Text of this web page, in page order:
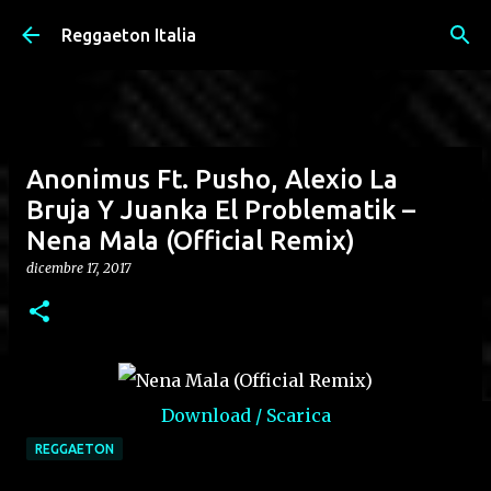
Passa ai contenuti principali
Reggaeton Italia
Anonimus Ft. Pusho, Alexio La
Bruja Y Juanka El Problematik –
Nena Mala (Official Remix)
dicembre 17, 2017
Download / Scarica
REGGAETON